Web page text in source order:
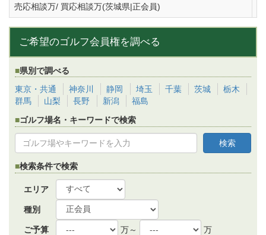
売応相談万/ 買応相談万(茨城県|正会員)
ご希望のゴルフ会員権を調べる
県別で調べる
東京・共通
神奈川 静岡 埼玉 千葉 茨城
栃木
群馬
山梨 長野 新潟
福島
ゴルフ場名・キーワードで検索
検索条件で検索
エリア
種別
ご予算 万～ 万